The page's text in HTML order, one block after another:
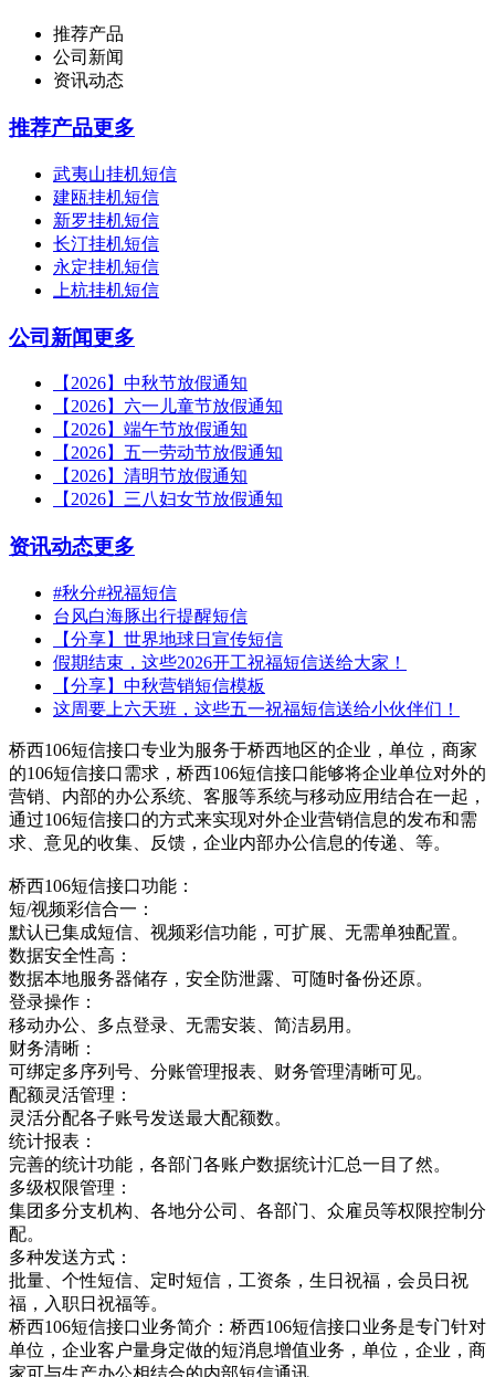
推荐产品
公司新闻
资讯动态
推荐产品更多
武夷山挂机短信
建瓯挂机短信
新罗挂机短信
长汀挂机短信
永定挂机短信
上杭挂机短信
公司新闻更多
【2026】中秋节放假通知
【2026】六一儿童节放假通知
【2026】端午节放假通知
【2026】五一劳动节放假通知
【2026】清明节放假通知
【2026】三八妇女节放假通知
资讯动态更多
#秋分#祝福短信
台风白海豚出行提醒短信
【分享】世界地球日宣传短信
假期结束，这些2026开工祝福短信送给大家！
【分享】中秋营销短信模板
这周要上六天班，这些五一祝福短信送给小伙伴们！
桥西106短信接口专业为服务于桥西地区的企业，单位，商家
的106短信接口需求，桥西106短信接口能够将企业单位对外的
营销、内部的办公系统、客服等系统与移动应用结合在一起，
通过106短信接口的方式来实现对外企业营销信息的发布和需
求、意见的收集、反馈，企业内部办公信息的传递、等。
桥西106短信接口功能：
短/视频彩信合一：
默认已集成短信、视频彩信功能，可扩展、无需单独配置。
数据安全性高：
数据本地服务器储存，安全防泄露、可随时备份还原。
登录操作：
移动办公、多点登录、无需安装、简洁易用。
财务清晰：
可绑定多序列号、分账管理报表、财务管理清晰可见。
配额灵活管理：
灵活分配各子账号发送最大配额数。
统计报表：
完善的统计功能，各部门各账户数据统计汇总一目了然。
多级权限管理：
集团多分支机构、各地分公司、各部门、众雇员等权限控制分
配。
多种发送方式：
批量、个性短信、定时短信，工资条，生日祝福，会员日祝
福，入职日祝福等。
桥西106短信接口业务简介：桥西106短信接口业务是专门针对
单位，企业客户量身定做的短消息增值业务，单位，企业，商
家可与生产办公相结合的内部短信通讯，